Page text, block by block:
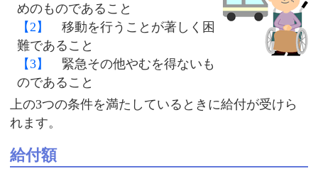
めのものであること
【2】
移動を行うことが著しく困
難であること
【3】
緊急その他やむを得ないも
のであること
上の3つの条件を満たしているときに給付が受けら
れます。
給付額